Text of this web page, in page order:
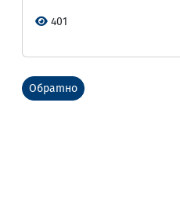
401
Обратно